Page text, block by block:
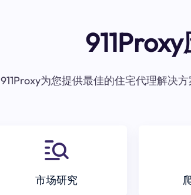
911Proxy为您提供最佳的住宅代理解决
市场研究